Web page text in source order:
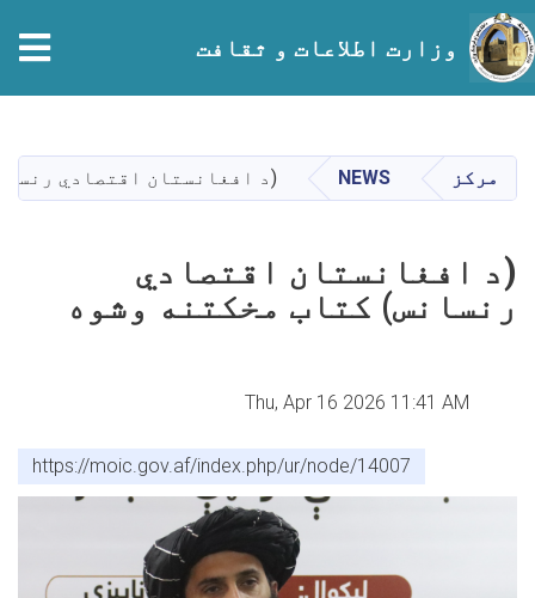
main
content
وزارت اطلاعات و ثقافت
مرکز NEWS (د افغانستان اقتصادي
(د افغانستان اقتصادي
رنسانس) کتاب مخکتنه وشوه
Thu, Apr 16 2026 11:41 AM
https://moic.gov.af/index.php/ur/node/14007